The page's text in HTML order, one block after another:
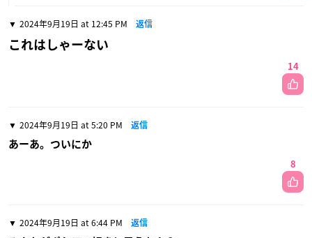
2024年9月19日 at 12:45 PM 返信
これはしゃーない
14
2024年9月19日 at 5:20 PM 返信
あーあ。ついにか
8
2024年9月19日 at 6:44 PM 返信